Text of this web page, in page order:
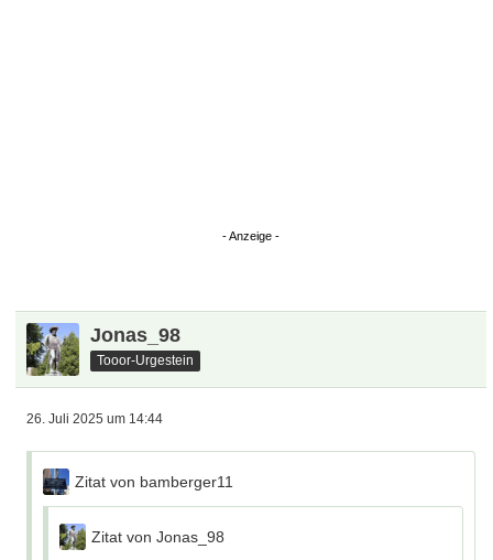
Jonas_98
Tooor-Urgestein
26. Juli 2025 um 14:44
Zitat von bamberger11
Zitat von Jonas_98